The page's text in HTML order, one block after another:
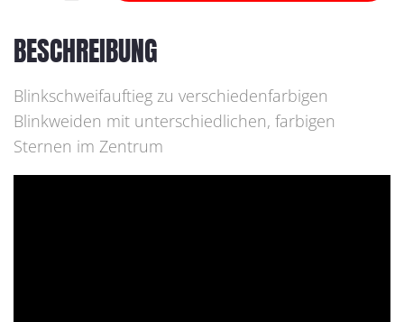
BESCHREIBUNG
Blinkschweifauftieg zu verschiedenfarbigen
Blinkweiden mit unterschiedlichen, farbigen
Sternen im Zentrum